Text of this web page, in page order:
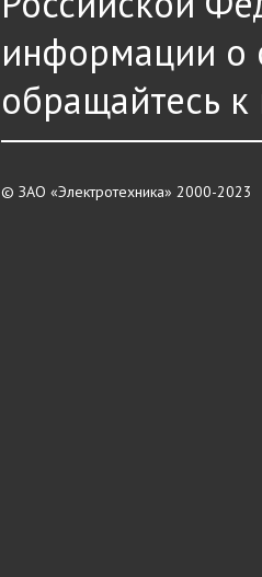
информации о
обращайтесь
© ЗАО «Электротехника» 2000-2023